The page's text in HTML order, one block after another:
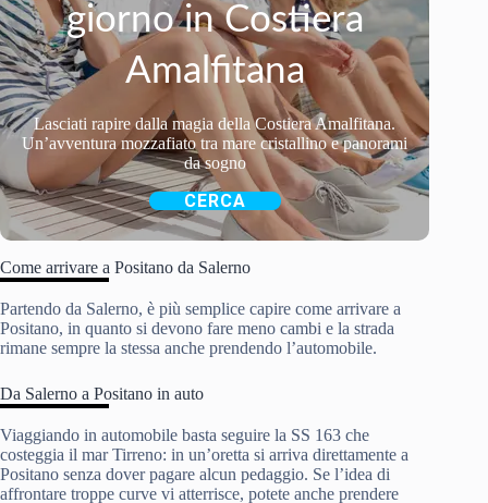
giorno in Costiera
Amalfitana
Lasciati rapire dalla magia della Costiera Amalfitana.
Un’avventura mozzafiato tra mare cristallino e panorami
da sogno
CERCA
Come arrivare a Positano da Salerno
Partendo da Salerno, è più semplice capire come arrivare a
Positano, in quanto si devono fare meno cambi e la strada
rimane sempre la stessa anche prendendo l’automobile.
Da Salerno a Positano in auto
Viaggiando in automobile basta seguire la SS 163 che
costeggia il mar Tirreno: in un’oretta si arriva direttamente a
Positano senza dover pagare alcun pedaggio. Se l’idea di
affrontare troppe curve vi atterrisce, potete anche prendere